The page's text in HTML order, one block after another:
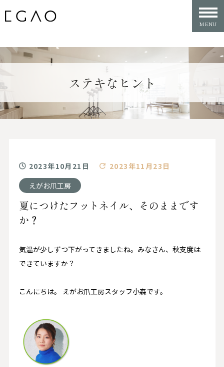
ステキなヒント
2023年10月21日
2023年11月23日
えがお爪工房
夏につけたフットネイル、そのままです
か？
気温が少しずつ下がってきましたね。みなさん、秋支度は
できていますか？
こんにちは。 えがお爪工房スタッフ小森です。